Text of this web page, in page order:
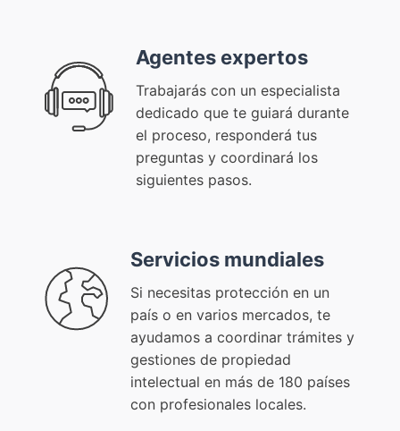
Agentes expertos
Trabajarás con un especialista
dedicado que te guiará durante
el proceso, responderá tus
preguntas y coordinará los
siguientes pasos.
Servicios mundiales
Si necesitas protección en un
país o en varios mercados, te
ayudamos a coordinar trámites y
gestiones de propiedad
intelectual en más de 180 países
con profesionales locales.